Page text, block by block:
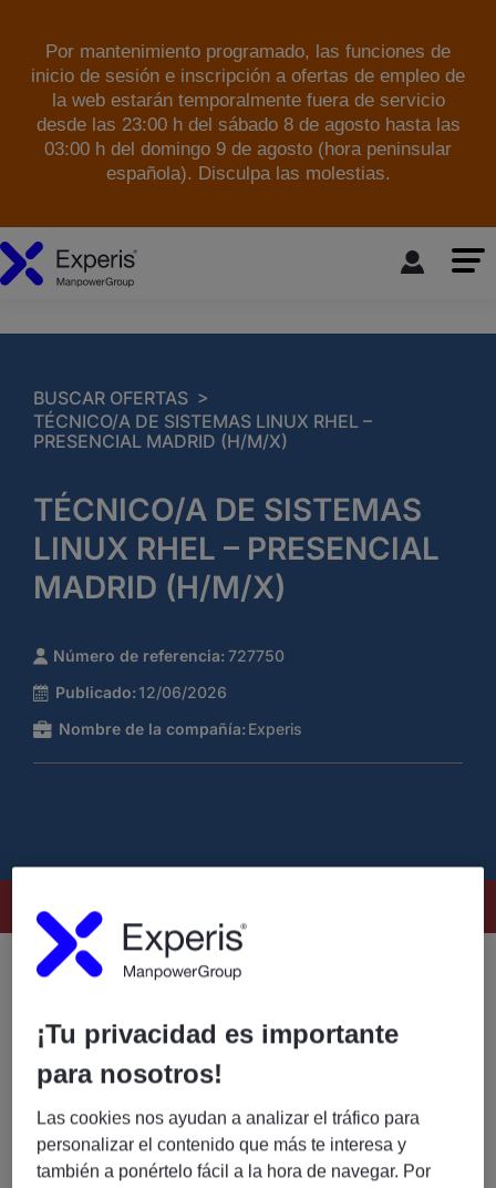
Por mantenimiento programado, las funciones de
inicio de sesión e inscripción a ofertas de empleo de
la web estarán temporalmente fuera de servicio
desde las 23:00 h del sábado 8 de agosto hasta las
03:00 h del domingo 9 de agosto (hora peninsular
española). Disculpa las molestias.
BUSCAR OFERTAS >
TÉCNICO/A DE SISTEMAS LINUX RHEL –
PRESENCIAL MADRID (H/M/X)
TÉCNICO/A DE SISTEMAS
LINUX RHEL – PRESENCIAL
MADRID (H/M/X)
Número de referencia: 727750
Publicado: 12/06/2026
Nombre de la compañía: Experis
¿Quiénes somos?
Experis, somos una compañía especializada en servicios
profesionales y gestión de proyectos IT asociados a
nuestras 3 prácticas: Business Transformation, Cloud &
Infrastructure y Enterprise Applications. En la actualidad
combinamos nuestras soluciones tecnológicas con las
habilidades más demandadas del mercado. Además,
¡Tu privacidad es importante
para nosotros!
Las cookies nos ayudan a analizar el tráfico para
personalizar el contenido que más te interesa y
también a ponértelo fácil a la hora de navegar. Por